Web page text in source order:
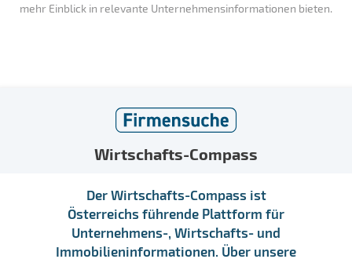
mehr Einblick in relevante Unternehmensinformationen bieten.
Wirtschafts-Compass
Der Wirtschafts-Compass ist
Österreichs führende Plattform für
Unternehmens-, Wirtschafts- und
Immobilieninformationen. Über unsere